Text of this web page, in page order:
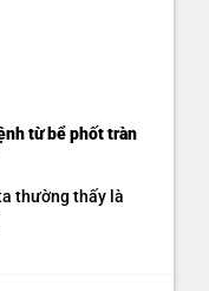
từ bể phốt tràn
thường thấy là